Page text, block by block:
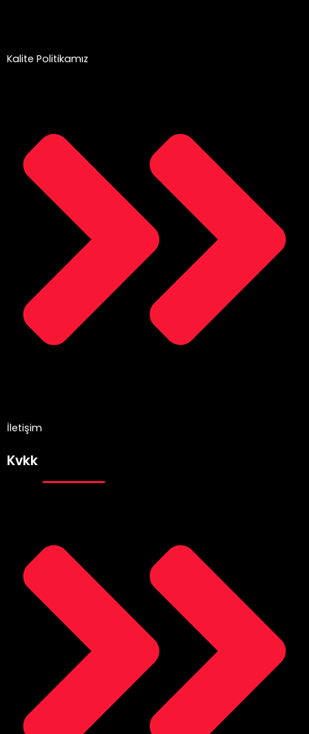
Kalite Politikamız
İletişim
Kvkk